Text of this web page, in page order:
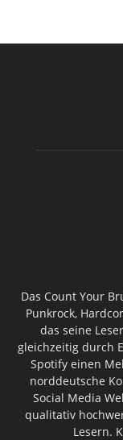
Das Count Your
Punkrock,
das seine
gleichzeitig durch
Spotify einen
norddeutsche
Social Media
qualitativ
Lesern.